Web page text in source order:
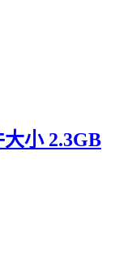
小 2.3GB